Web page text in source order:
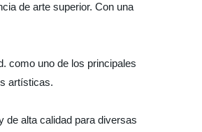
de arte superior. Con una
como uno de los principales
artísticas.
de alta calidad para diversas